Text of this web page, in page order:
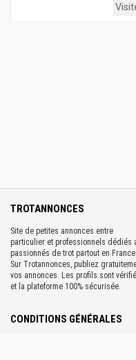
TROTANNONCES
Site de petites annonces entre
particulier et professionnels dédiés
passionnés de trot partout en France.
Sur Trotannonces, publiez
vos annonces. Les profils sont
et la plateforme 100% sécurisée.
CONDITIONS GÉNÉRALES